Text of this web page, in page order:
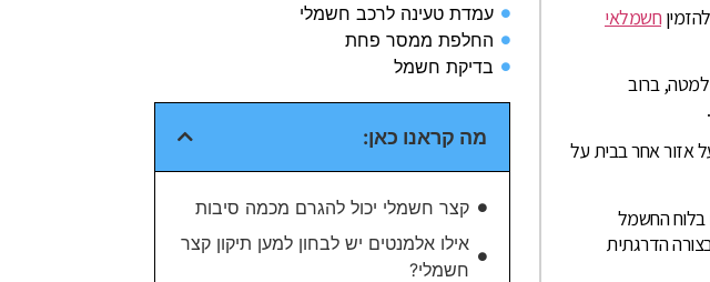
חשמלאי
ברוב
אזור אחר בבית על
בלוח החשמל
הדרגתית
עמדת טעינה לרכב חשמלי​
החלפת ממסר פחת​
בדיקת חשמל​
מה קראנו כאן:
קצר חשמלי יכול להגרם מכמה סיבות
אילו אלמנטים יש לבחון למען תיקון קצר
חשמלי?